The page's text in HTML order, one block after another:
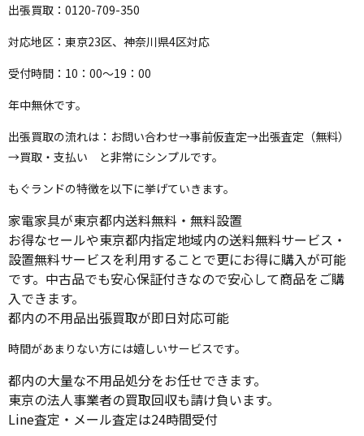
出張買取：0120-709-350
対応地区：東京23区、神奈川県4区対応
受付時間：10：00～19：00
年中無休です。
出張買取の流れは：お問い合わせ→事前仮査定→出張査定（無料）
→買取・支払い と非常にシンプルです。
もぐランドの特徴を以下に挙げていきます。
家電家具が東京都内送料無料・無料設置
お得なセールや東京都内指定地域内の送料無料サービス・
設置無料サービスを利用することで更にお得に購入が可能
です。中古品でも安心保証付きなので安心して商品をご購
入できます。
都内の不用品出張買取が即日対応可能
時間があまりない方には嬉しいサービスです。
都内の大量な不用品処分をお任せできます。
東京の法人事業者の買取回収も請け負います。
Line査定・メール査定は24時間受付